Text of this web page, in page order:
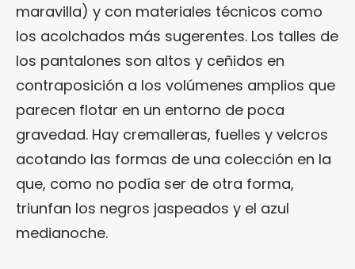
maravilla) y con materiales técnicos como
los acolchados más sugerentes. Los talles de
los pantalones son altos y ceñidos en
contraposición a los volúmenes amplios que
parecen flotar en un entorno de poca
gravedad. Hay cremalleras, fuelles y velcros
acotando las formas de una colección en la
que, como no podía ser de otra forma,
triunfan los negros jaspeados y el azul
medianoche.